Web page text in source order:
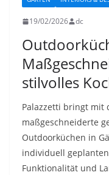
19/02/2026 dc
stilvolles
Palazzetti bringt mit
maßgeschneiderte
Outdoorküchen in
individuell
Funktionalität und